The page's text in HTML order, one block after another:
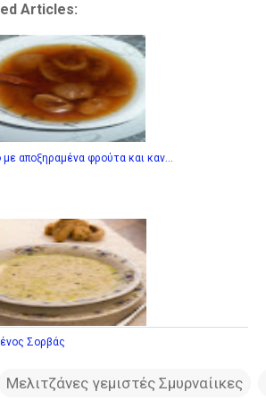
Articles:
αποξηραμένα φρούτα και καν...
Σορβάς
Μελιτζάνες γεμιστές Σμυρναίικες